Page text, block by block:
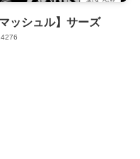
マッシュル】サーズ